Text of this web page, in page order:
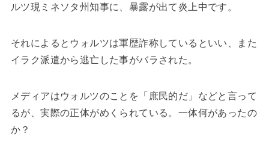
ルツ現ミネソタ州知事に、暴露が出て炎上中です。
それによるとウォルツは軍歴詐称しているといい、また
イラク派遣から逃亡した事がバラされた。
メディアはウォルツのことを「庶民的だ」などと言って
るが、実際の正体がめくられている。一体何があったの
か？